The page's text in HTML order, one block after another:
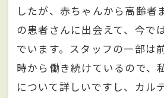
したが、赤ちゃんから高齢者
の患者さんに出会えて、今で
でいます。スタッフの一部は
時から働き続けているので、
について詳しいですし、カル